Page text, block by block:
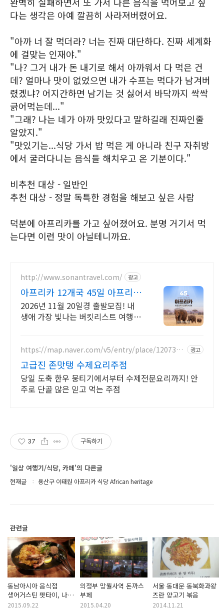
다는 생각은 아예 깔끔히 사라져버렸어요.
"아까 너 잘 먹더라? 너는 진짜 대단하다. 진짜 세계화
에 걸맞는 인재야."
"나? 그거 내가 돈 내기로 해서 아까워서 다 먹은 건
데? 얼마나 맛이 없었으면 내가 수프는 먹다가 남겨버
렸겠냐? 어지간하면 남기는 것 싫어서 바닥까지 싹싹
긁어먹는데..."
"그래? 나는 네가 아까 맛있다고 말하길래 진짜인줄
알았지."
"맛있기는...식당 가서 밥 먹은 게 아니라 친구 자취방
에서 굴러다니는 음식들 해치우고 온 기분이다."
비추천 대상 - 일반인
추천 대상 - 정말 독특한 경험을 해보고 싶은 사람
덕분에 아프리카를 가고 싶어졌어요. 분명 거기서 먹
는다면 이런 맛이 아닐테니까요.
http://www.sonantravel.com/ 광고
아프리카 12개국 45일 아프리카
12개국 45일
2026년 11월 20일경 출발모집! 내
생애 가장 빛나는 버킷리스트 여행!
https://map.naver.com/v5/entry/place/1207301
광고
고급진 존맛탱 수제요리주점
당일 도축 한우 뭉티기에서부터 수제전문요리까지! 안
주로 단골 많은 믿고 먹는 주점
37 구독하기
'일상 여행기/식당, 카페'의 다른글
현재글 용산구 이태원 아프리카 식당 African heritage
관련글
동남아시아 음식점
생어거스틴 팟타이, 나시
고렝
2015.09.22
의정부 망월사역 돈까스
부페
2015.04.20
서울 동대문 동북화과왕
즈란 양고기 볶음
2014.11.21